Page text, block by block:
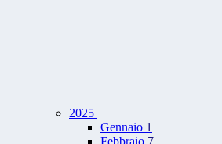
2025
Gennaio 1